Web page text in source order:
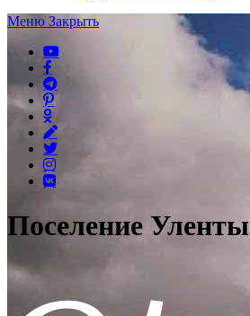
Меню Закрыть
Поселение Уленты